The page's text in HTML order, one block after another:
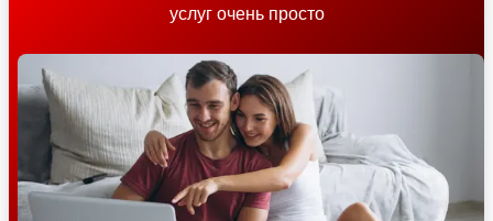
услуг очень просто